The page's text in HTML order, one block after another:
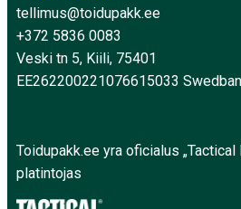
tellimus@toidupakk.ee
+372 5836 0083
Veski tn 5, Kiili, 75401
EE262200221076615033
Toidupakk.ee yra oficialus
platintojas